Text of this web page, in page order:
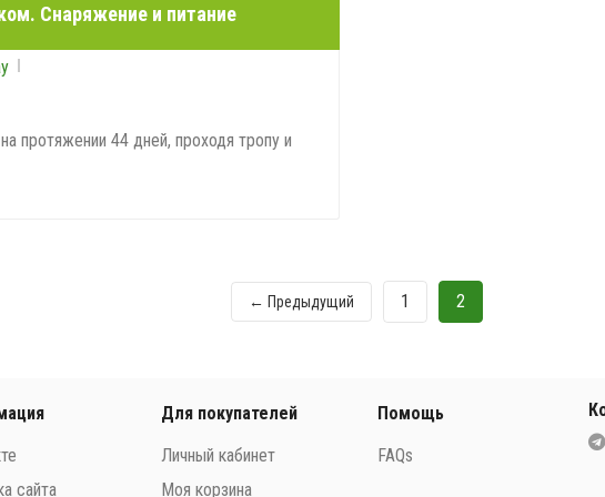
Снаряжение и питание
протяжении 44 дней, проходя тропу и
← Предыдущий 1 2
сайта
Для покупателей
Личный кабинет
Моя корзина
Помощь
FAQs